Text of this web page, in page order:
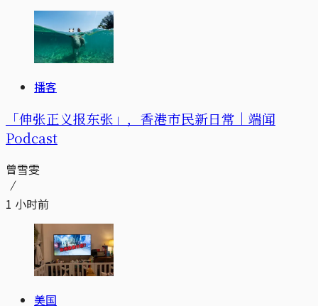
播客
「伸张正义报东张」，香港市民新日常｜端闻
Podcast
曾雪雯
1 小时前
美国